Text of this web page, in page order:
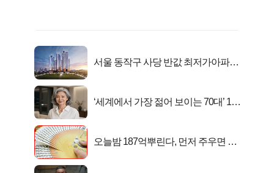
서울 동작구 사당 반값 최저가아파트
‘세계에서 가장 젊어 보이는 70대’ 1위
오늘밤 187억뿌린다, 먼저 주우면 최